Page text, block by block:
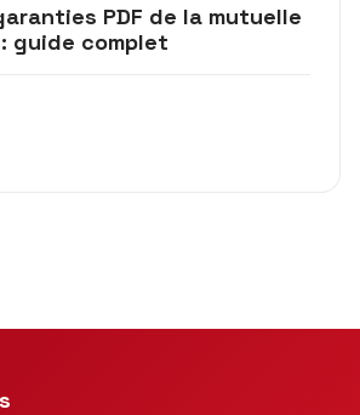
PDF de la mutuelle
guide complet